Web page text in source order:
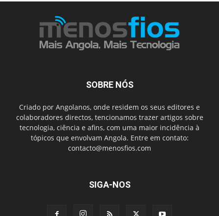
SOBRE NÓS
Criado por Angolanos, onde residem os seus editores e
colaboradores directos, tencionamos trazer artigos sobre
tecnologia, ciência e afins, com uma maior incidência à
tópicos que envolvam Angola. Entre em contato:
contacto@menosfios.com
SIGA-NOS